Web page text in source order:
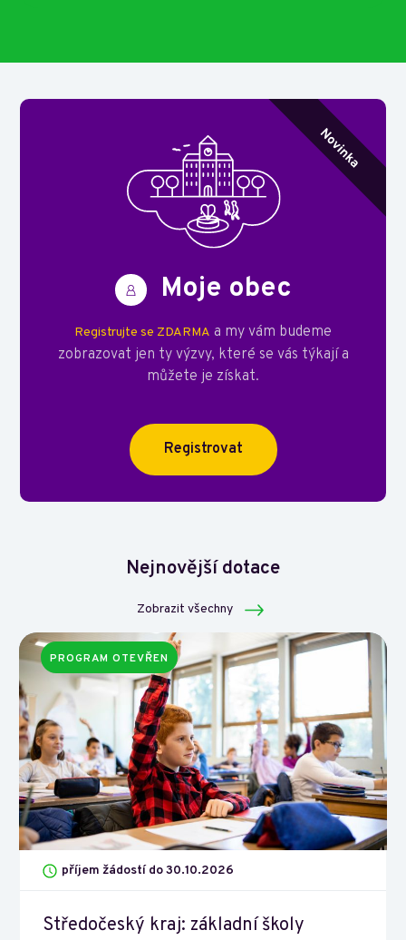
Moje obec
Registrujte se ZDARMA a my vám budeme
zobrazovat jen ty výzvy, které se vás týkají a
můžete je získat.
Registrovat
Nejnovější dotace
Zobrazit všechny
PROGRAM OTEVŘEN
příjem žádostí do 30.10.2026
Středočeský kraj: základní školy